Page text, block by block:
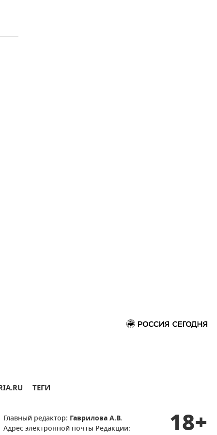
ТЕГИ
Главный редактор: Гаврилова А.В.
Адрес электронной почты Редакции:
18+